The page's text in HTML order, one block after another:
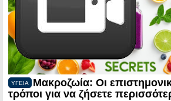
ΥΓΕΙΑ
Μακροζωία: Οι
τρόποι για να ζήσετε